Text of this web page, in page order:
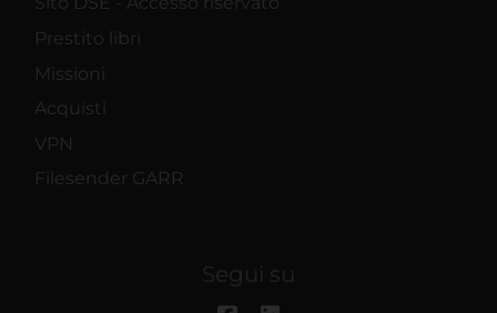
Prestito libri
Missioni
Acquisti
VPN
Filesender GARR
Segui su